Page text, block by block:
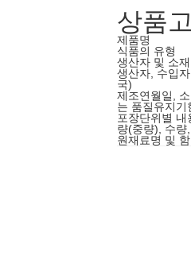
상품
제품명
식품의 유형
생산자 및 소
생산자, 수입
국)
제조연월일,
는 품질유지기
포장단위별 내
량(중량), 수량
원재료명 및